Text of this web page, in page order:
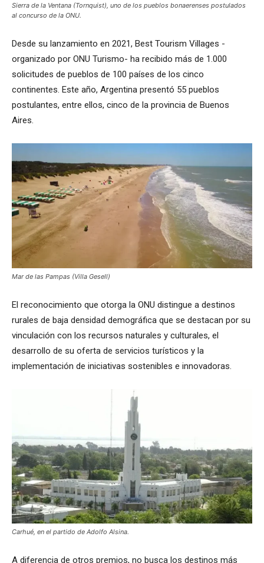
Sierra de la Ventana (Tornquist), uno de los pueblos bonaerenses postulados
al concurso de la ONU.
Desde su lanzamiento en 2021, Best Tourism Villages -
organizado por ONU Turismo- ha recibido más de 1.000
solicitudes de pueblos de 100 países de los cinco
continentes. Este año, Argentina presentó 55 pueblos
postulantes, entre ellos, cinco de la provincia de Buenos
Aires.
Mar de las Pampas (Villa Gesell)
El reconocimiento que otorga la ONU distingue a destinos
rurales de baja densidad demográfica que se destacan por su
vinculación con los recursos naturales y culturales, el
desarrollo de su oferta de servicios turísticos y la
implementación de iniciativas sostenibles e innovadoras.
Carhué, en el partido de Adolfo Alsina.
A diferencia de otros premios, no busca los destinos más